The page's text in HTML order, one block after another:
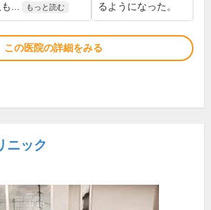
...
もっと読む
るようになった。
この医院の詳細をみる
ニック